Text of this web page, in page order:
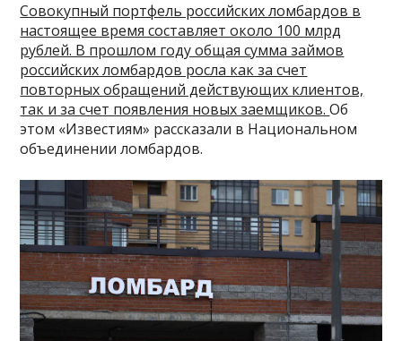
Совокупный портфель российских ломбардов в
настоящее время составляет около 100 млрд
рублей. В прошлом году общая сумма займов
российских ломбардов росла как за счет
повторных обращений действующих клиентов,
так и за счет появления новых заемщиков.Об
этом «Известиям» рассказали в Национальном
объединении ломбардов.